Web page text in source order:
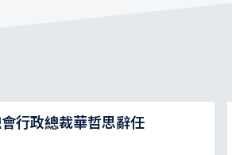
行政總裁華哲思辭任